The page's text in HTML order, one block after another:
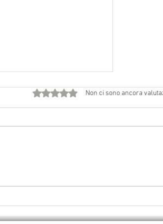
Valutazione 0 stelle su 5.
Non ci sono ancora